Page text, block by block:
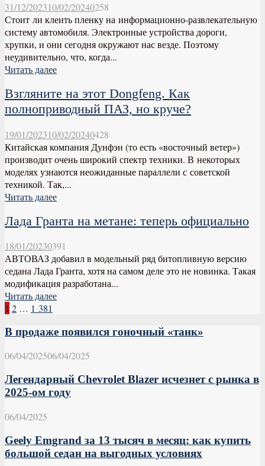
31/12/202310/02/20240258
Стоит ли клеить пленку на информационно-развлекательную
систему автомобиля. Электронные устройства дороги,
хрупки, и они сегодня окружают нас везде. Поэтому
неудивительно, что, когда...
Читать далее
Взгляните на этот Dongfeng. Как
полноприводный ПАЗ, но круче?
19/01/202310/02/20240428
Китайская компания Дунфэн (то есть «восточный ветер»)
производит очень широкий спектр техники. В некоторых
моделях узнаются неожиданные параллели с советской
техникой. Так,...
Читать далее
Лада Гранта на метане: теперь официально
18/01/20230391
АВТОВАЗ добавил в модельный ряд битопливную версию
седана Лада Гранта, хотя на самом деле это не новинка. Такая
модификация разработана...
Читать далее
Пагинация
записей
1 2 … 1 381
В продаже появился гоночный «танк»
06/04/202506/04/2025
Легендарный Chevrolet Blazer исчезнет с рынка в
2025-ом году
06/04/2025
Geely Emgrand за 13 тысяч в месяц: как купить
большой седан на выгодных условиях